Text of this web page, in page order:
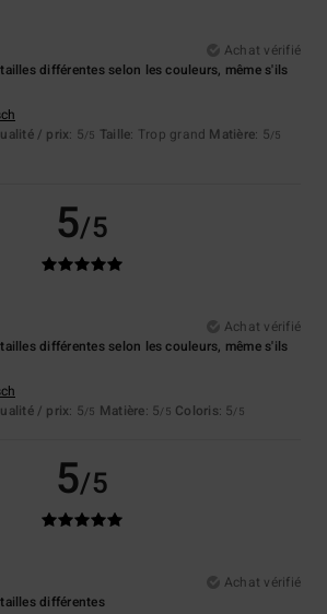
Achat vérifié
différentes selon les couleurs, même s'ils
/ prix: 5/5 Taille: Trop grand Matière: 5/5
5/5
Achat vérifié
différentes selon les couleurs, même s'ils
/ prix: 5/5 Matière: 5/5 Coloris: 5/5
5/5
Achat vérifié
différentes